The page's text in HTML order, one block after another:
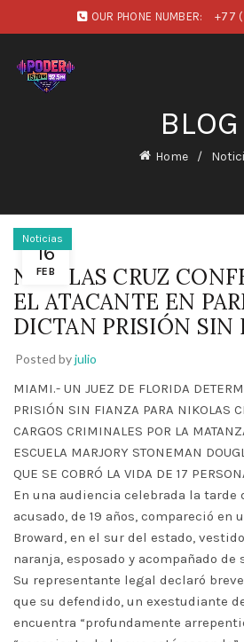
OUR PHONE NUMBER: +77
BLOG
Home
16
FEB
Noticias
NIKOLAS CRUZ
EL ATACANTE EN
DICTAN PRISIÓN SIN
Posted byjulio
MIAMI.- UN JUEZ DE FLORIDA
PRISIÓN SIN FIANZA PARA NIKOLAS
CARGOS CRIMINALES POR LA
ESCUELA MARJORY STONEMAN
QUE SE COBRÓ LA VIDA DE 17
En una audiencia celebrada la tarde
acusado, de 19 años, compareció en
Broward, en el sur del estado,
naranja, esposado y acompañado de
Su representante legal declaró
que su defendido, un exestudiante
encuentra “profundamente